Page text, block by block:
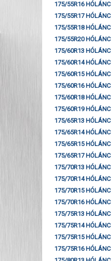
175/55R16 HÓLÁNC
175/55R17 HÓLÁNC
175/55R18 HÓLÁNC
175/55R20 HÓLÁNC
175/60R13 HÓLÁNC
175/60R14 HÓLÁNC
175/60R15 HÓLÁNC
175/60R16 HÓLÁNC
175/60R18 HÓLÁNC
175/60R19 HÓLÁNC
175/65R13 HÓLÁNC
175/65R14 HÓLÁNC
175/65R15 HÓLÁNC
175/65R17 HÓLÁNC
175/70R13 HÓLÁNC
175/70R14 HÓLÁNC
175/70R15 HÓLÁNC
175/70R16 HÓLÁNC
175/75R13 HÓLÁNC
175/75R14 HÓLÁNC
175/75R15 HÓLÁNC
175/75R16 HÓLÁNC